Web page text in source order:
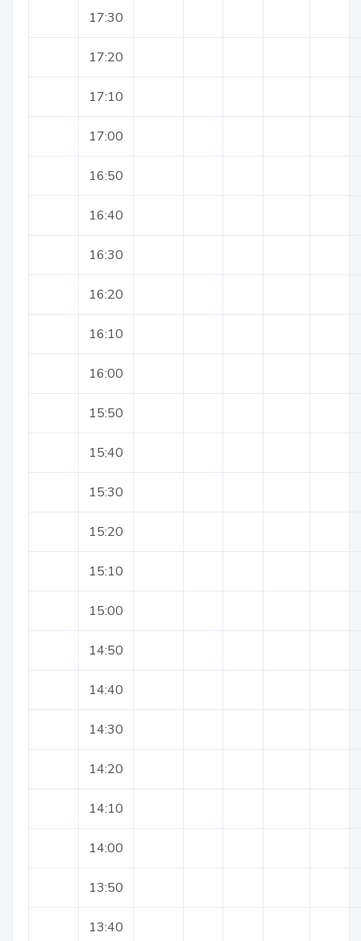
17:30
17:20
17:10
17:00
16:50
16:40
16:30
16:20
16:10
16:00
15:50
15:40
15:30
15:20
15:10
15:00
14:50
14:40
14:30
14:20
14:10
14:00
13:50
13:40